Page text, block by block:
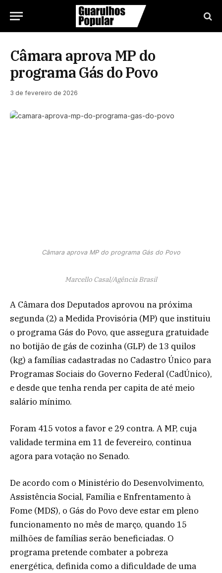
Câmara aprova MP do
programa Gás do Povo
3 de fevereiro de 2026
Câmara aprova MP do programa Gás do Povo
Marcello Casal/Agência Brasil
A Câmara dos Deputados aprovou na próxima
segunda (2) a Medida Provisória (MP) que instituiu
o programa Gás do Povo, que assegura gratuidade
no botijão de gás de cozinha (GLP) de 13 quilos
(kg) a famílias cadastradas no Cadastro Único para
Programas Sociais do Governo Federal (CadÚnico),
e desde que tenha renda per capita de até meio
salário mínimo.
Foram 415 votos a favor e 29 contra. A MP, cuja
validade termina em 11 de fevereiro, continua
agora para votação no Senado.
De acordo com o Ministério do Desenvolvimento,
Assistência Social, Família e Enfrentamento à
Fome (MDS), o Gás do Povo deve estar em pleno
funcionamento no mês de março, quando 15
milhões de famílias serão beneficiadas. O
programa pretende combater a pobreza
energética, definida como a dificuldade de uma